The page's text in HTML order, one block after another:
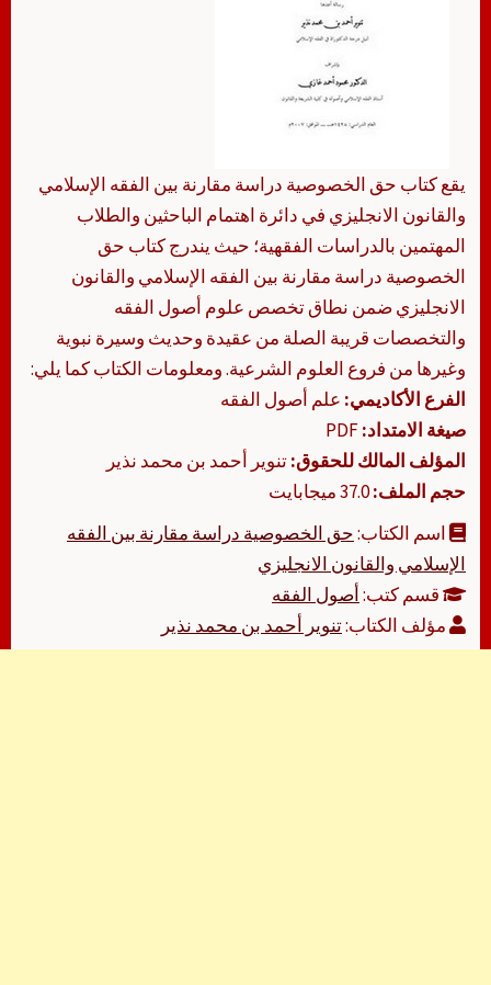
يقع كتاب حق الخصوصية دراسة مقارنة بين الفقه الإسلامي
والقانون الانجليزي في دائرة اهتمام الباحثين والطلاب
المهتمين بالدراسات الفقهية؛ حيث يندرج كتاب حق
الخصوصية دراسة مقارنة بين الفقه الإسلامي والقانون
الانجليزي ضمن نطاق تخصص علوم أصول الفقه
والتخصصات قريبة الصلة من عقيدة وحديث وسيرة نبوية
وغيرها من فروع العلوم الشرعية. ومعلومات الكتاب كما يلي:
الفرع الأكاديمي: علم أصول الفقه
صيغة الامتداد:
المؤلف المالك للحقوق:تنوير أحمد بن محمد نذير
حجم الملف:37.0 ميجابايت
اسم الكتاب:حق الخصوصية دراسة مقارنة بين الفقه
الإسلامي والقانون الانجليزي
قسم كتب:أصول الفقه
مؤلف الكتاب:تنوير أحمد بن محمد نذير